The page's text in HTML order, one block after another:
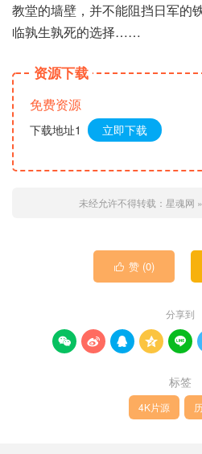
教堂的墙壁，并不能阻挡日军的
临孰生孰死的选择……
资源下载
免费资源
下载地址1 立即下载
未经允许不得转载： 星魂网 »
 赞 (0)
分享到
    
标签
4K片源